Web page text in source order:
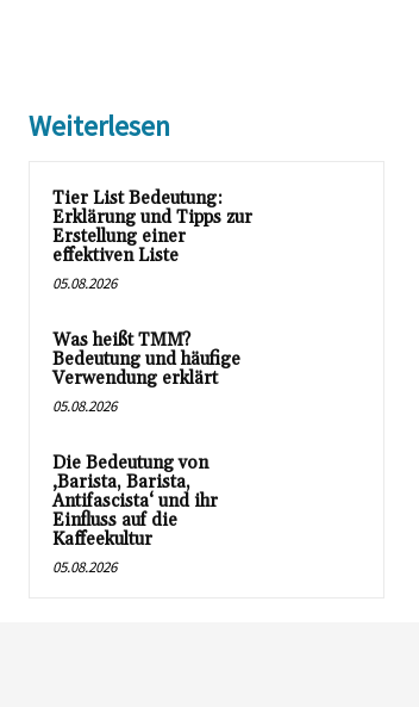
Weiterlesen
Tier List Bedeutung:
Erklärung und Tipps zur
Erstellung einer
effektiven Liste
05.08.2026
Was heißt TMM?
Bedeutung und häufige
Verwendung erklärt
05.08.2026
Die Bedeutung von
‚Barista, Barista,
Antifascista‘ und ihr
Einfluss auf die
Kaffeekultur
05.08.2026